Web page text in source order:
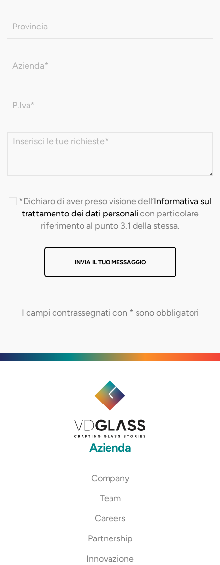
*Dichiaro di aver preso visione dell’Informativa sul
trattamento dei dati personali con particolare
riferimento al punto 3.1 della stessa.
I campi contrassegnati con * sono obbligatori
Azienda
Company
Team
Careers
Partnership
Innovazione